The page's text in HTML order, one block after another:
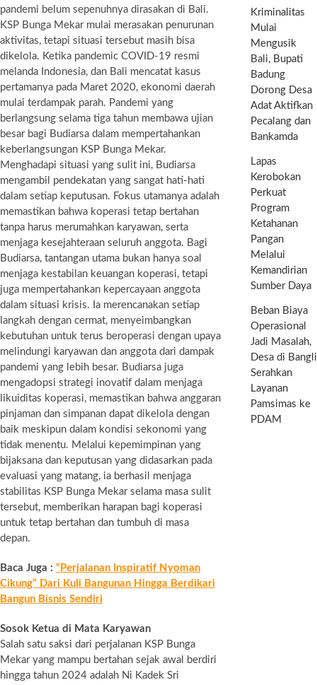
pandemi belum sepenuhnya dirasakan di Bali.
KSP Bunga Mekar mulai merasakan penurunan
aktivitas, tetapi situasi tersebut masih bisa
dikelola. Ketika pandemic COVID-19 resmi
melanda Indonesia, dan Bali mencatat kasus
pertamanya pada Maret 2020, ekonomi daerah
mulai terdampak parah. Pandemi yang
berlangsung selama tiga tahun membawa ujian
besar bagi Budiarsa dalam mempertahankan
keberlangsungan KSP Bunga Mekar.
Menghadapi situasi yang sulit ini, Budiarsa
mengambil pendekatan yang sangat hati-hati
dalam setiap keputusan. Fokus utamanya adalah
memastikan bahwa koperasi tetap bertahan
tanpa harus merumahkan karyawan, serta
menjaga kesejahteraan seluruh anggota. Bagi
Budiarsa, tantangan utama bukan hanya soal
menjaga kestabilan keuangan koperasi, tetapi
juga mempertahankan kepercayaan anggota
dalam situasi krisis. Ia merencanakan setiap
langkah dengan cermat, menyeimbangkan
kebutuhan untuk terus beroperasi dengan upaya
melindungi karyawan dan anggota dari dampak
pandemi yang lebih besar. Budiarsa juga
mengadopsi strategi inovatif dalam menjaga
likuiditas koperasi, memastikan bahwa anggaran
pinjaman dan simpanan dapat dikelola dengan
baik meskipun dalam kondisi sekonomi yang
tidak menentu. Melalui kepemimpinan yang
bijaksana dan keputusan yang didasarkan pada
evaluasi yang matang, ia berhasil menjaga
stabilitas KSP Bunga Mekar selama masa sulit
tersebut, memberikan harapan bagi koperasi
untuk tetap bertahan dan tumbuh di masa
depan.
Baca Juga : “Perjalanan Inspiratif Nyoman
Cikung” Dari Kuli Bangunan Hingga Berdikari
Bangun Bisnis Sendiri
Sosok Ketua di Mata Karyawan
Salah satu saksi dari perjalanan KSP Bunga
Mekar yang mampu bertahan sejak awal berdiri
hingga tahun 2024 adalah Ni Kadek Sri
Kriminalitas
Mulai
Mengusik
Bali, Bupati
Badung
Dorong Desa
Adat Aktifkan
Pecalang dan
Bankamda
Lapas
Kerobokan
Perkuat
Program
Ketahanan
Pangan
Melalui
Kemandirian
Sumber Daya
Beban Biaya
Operasional
Jadi Masalah,
Desa di Bangli
Serahkan
Layanan
Pamsimas ke
PDAM